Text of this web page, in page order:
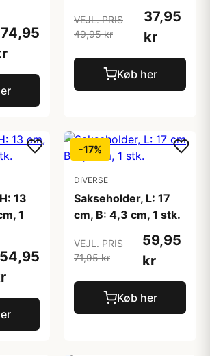
VEJL. PRIS
49,95 kr
37,95
kr
Køb her
13
1
-17%
DIVERSE
Sakseholder, L: 17
cm, B: 4,3 cm, 1 stk.
VEJL. PRIS
71,95 kr
59,95
kr
Køb her